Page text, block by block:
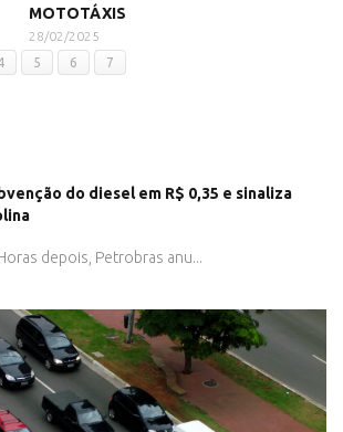
MOTOTÁXIS
28/02/2025
5 6 7
do diesel em R$ 0,35 e sinaliza
depois, Petrobras anu...